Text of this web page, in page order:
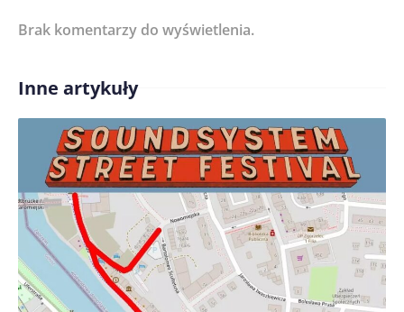
Treść komentarza*
Imię/ Nick*
Zapamiętaj moje dane w tej przeglądarce podczas
pisania kolejnych komentarzy.
Brak komentarzy do wyświetlenia.
Inne artykuły